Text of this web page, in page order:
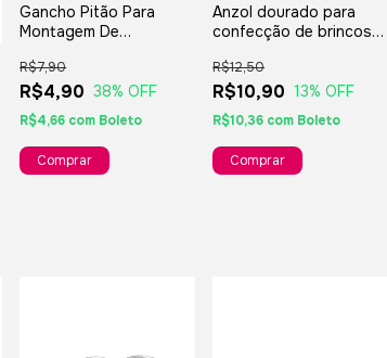
Gancho Pitão Para
Montagem De
Bijuterias - 10x4mm
R$4,90
R$7,90
38% OFF
R$4,66 com Boleto
Comprar
Anzol dourado para
confecção de brincos e
R$10,90
R$12,50
13% OFF
R$10,36 com Boleto